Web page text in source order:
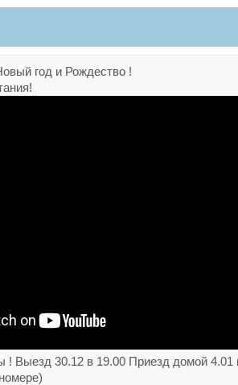
год и Рождество !
! Выезд 30.12 в 19.00 Приезд домой